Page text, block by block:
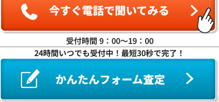
ルイ・ヴィトン モノグラム ベルト レザー
M9270
ルイ・ヴィトン
ベルト レザー
受付時間 9：00〜19：00
24時間いつでも受付中！最短30秒で完了！